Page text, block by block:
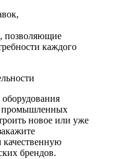
позволяющие
каждого
промышленных
новое или уже
качественную
брендов.